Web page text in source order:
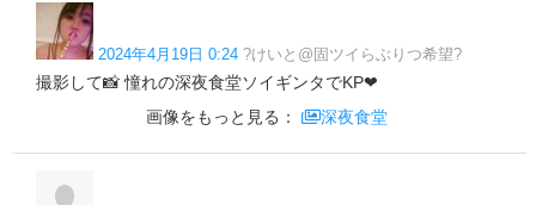
2024年4月19日 0:24 ?けいと@固ツイらぶりつ希望?
撮影して📸 憧れの深夜食堂ソイギンタでKP❤
画像をもっと見る：
深夜食堂